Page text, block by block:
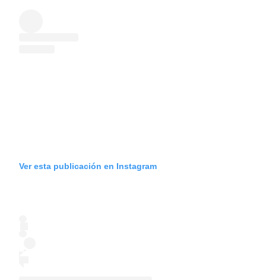
Ver esta publicación en Instagram